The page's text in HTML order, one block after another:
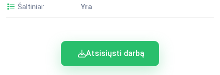
Šaltiniai: Yra
Atsisiųsti darbą